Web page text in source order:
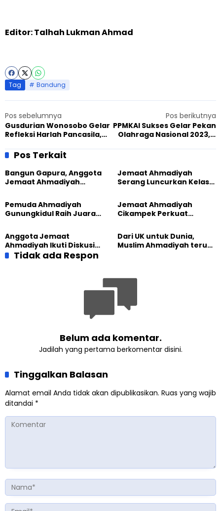
Editor: Talhah Lukman Ahmad
Tag Bandung
Pos sebelumnya
Gusdurian Wonosobo Gelar
Refleksi Harlah Pancasila,
Hadiahkan Buku
Pos berikutnya
PPMKAI Sukses Gelar Pekan
Olahraga Nasional 2023, 5
Dipertandingkan
Pos Terkait
Bangun Gapura, Anggota
Jemaat Ahmadiyah
Sambut HUT RI ke-81
Jemaat Ahmadiyah
Serang Luncurkan Kelas
Generasi Unggul
Pemuda Ahmadiyah
Gunungkidul Raih Juara
Jemaat Ahmadiyah
Cikampek Perkuat
Lewat Pengajian
Gabungan
Anggota Jemaat
Ahmadiyah Ikuti Diskusi
Pluralisme di Yogyakarta
Dari UK untuk Dunia,
Muslim Ahmadiyah terus
Tidak ada Respon
Belum ada komentar.
Jadilah yang pertama berkomentar disini.
Tinggalkan Balasan
Alamat email Anda tidak akan dipublikasikan. Ruas yang wajib
ditandai *